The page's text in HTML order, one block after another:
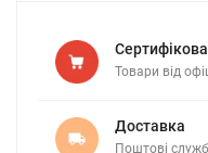
Товари від
Доставка
Поштові